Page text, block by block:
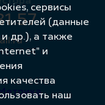
57
сервисы
(данные
др.), а также
и
качества
наш